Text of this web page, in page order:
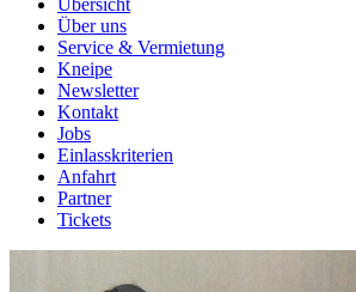
Übersicht
Über uns
Service & Vermietung
Kneipe
Newsletter
Kontakt
Jobs
Einlasskriterien
Anfahrt
Partner
Tickets